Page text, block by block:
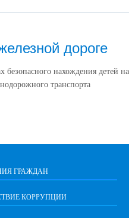
дороге
нахождения детей на
транспорта
ГРАЖДАН
КОРРУПЦИИ